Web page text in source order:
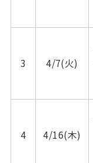
3 4/7(火)
4 4/16(木)